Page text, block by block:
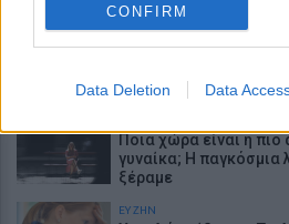
CONFIRM
Data Deletion Data
Ποια χώρα είναι η πιο
γυναίκα; Η παγκόσμια
ξέραμε
ΕΥ ΖΗΝ